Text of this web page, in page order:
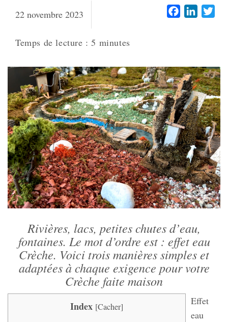
22 novembre 2023
Temps de lecture : 5 minutes
Facebook
Rivières, lacs, petites chutes d’eau,
fontaines. Le mot d’ordre est : effet eau
Crèche. Voici trois manières simples et
adaptées à chaque exigence pour votre
Crèche faite maison
Index [Cacher]
Effet
eau